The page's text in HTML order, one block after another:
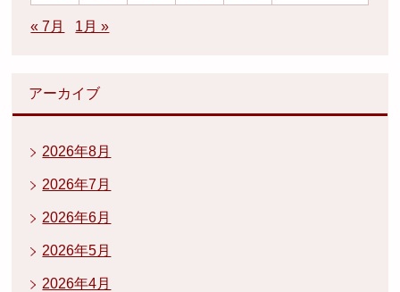
« 7月 1月 »
アーカイブ
2026年8月
2026年7月
2026年6月
2026年5月
2026年4月